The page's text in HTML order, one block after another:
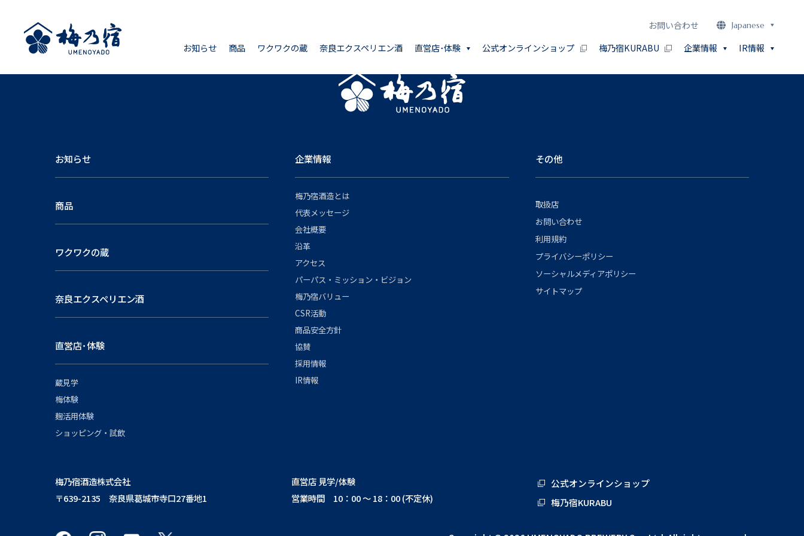
お問い合わせ Japanese
お知らせ 商品 ワクワクの蔵 奈良エクスペリエン酒 直営店･体験 公式オンラインショップ 梅乃宿KURABU 企業情報 IR情報
お知らせ
商品
ワクワクの蔵
奈良エクスペリエン酒
直営店･体験
蔵見学
梅体験
麹活用体験
ショッピング・試飲
企業情報
梅乃宿酒造とは
代表メッセージ
会社概要
沿革
アクセス
パーパス・ミッション・ビジョン
梅乃宿バリュー
CSR活動
商品安全方針
協賛
採用情報
IR情報
その他
取扱店
お問い合わせ
利用規約
プライバシーポリシー
ソーシャルメディアポリシー
サイトマップ
梅乃宿酒造株式会社
〒639-2135 奈良県葛城市寺口27番地1
直営店 見学/体験
営業時間 10：00 ～ 18：00 (不定休)
公式オンラインショップ
梅乃宿KURABU